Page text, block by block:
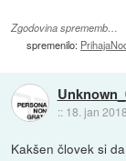
Zgodovina sprememb…
spremenilo:
:: 18. jan
Kakšen človek si